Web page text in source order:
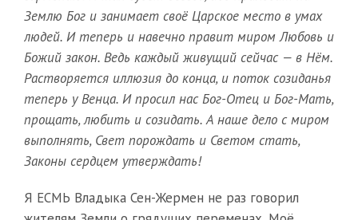
Землю Бог и занимает своё Царское место в умах
людей. И теперь и навечно правит миром Любовь и
Божий закон. Ведь каждый живущий сейчас — в Нём.
Растворяется иллюзия до конца, и поток созиданья
теперь у Венца. И просил нас Бог-Отец и Бог-Мать,
прощать, любить и созидать. А наше дело с миром
выполнять, Свет порождать и Светом стать,
Законы сердцем утверждать!
Я ЕСМЬ Владыка Сен-Жермен не раз говорил